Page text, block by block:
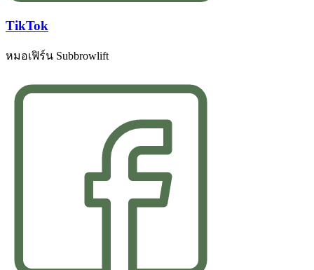
TikTok
หมอเฟิร์น Subbrowlift